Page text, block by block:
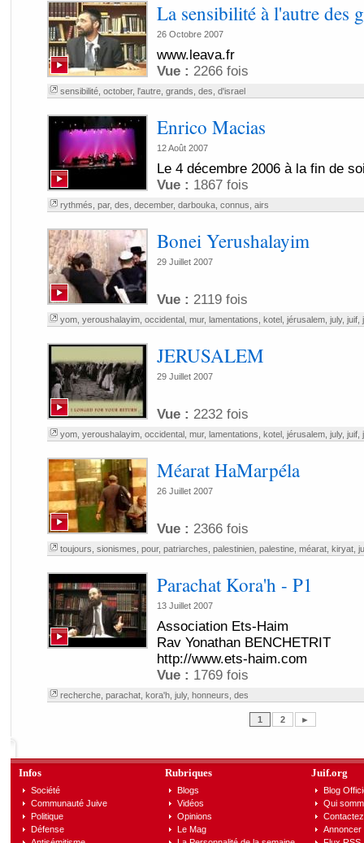
La sensibilité à l'autre des
26 Octobre 2007
www.leava.fr
Vue : 2266 fois
sensibilité, october, l'autre, grands des d'israel
Enrico Macias
12 Août 2007
Le 4 décembre 2006 à la fin de
Vue : 1867 fois
rythmés par, des december, darbouka, connus airs
Bonei Yerushalayim
29 Juillet 2007
Vue : 2119 fois
yom, yeroushalayim, occidental, mur, lamentations kotel, jérusalem, july, juif,
JERUSALEM
29 Juillet 2007
Vue : 2232 fois
yom, yeroushalayim, occidental, mur, lamentations kotel, jérusalem, july, juif,
Méarat HaMarpéla
26 Juillet 2007
Vue : 2366 fois
toujours sionismes pour, patriarches palestinien, palestine, méarat, kiryat,
Parachat Kora'h - P1
13 Juillet 2007
Association Ets-Haim
Rav Yonathan BENCHETRIT
http://www.ets-haim.com
Vue : 1769 fois
recherche, parachat, kora'h, july, honneurs des
1 2 ►
Infos
Société
Communauté Juive
Politique
Défense
Rubriques
Blogs
Vidéos
Opinions
Le Mag
Juif.org
Blog
Qui
Annoncer